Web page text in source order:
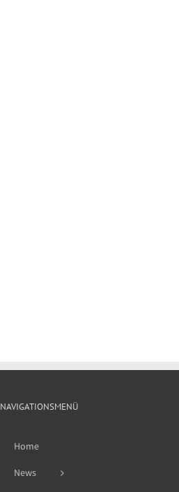
NAVIGATIONSMENÜ
Home
News